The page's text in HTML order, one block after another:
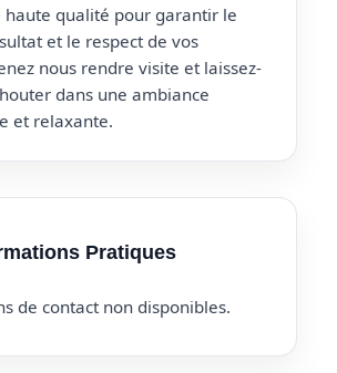
haute qualité pour garantir le
et le respect de vos
nous rendre visite et laissez-
dans une ambiance
et relaxante.
Pratiques
de contact non disponibles.